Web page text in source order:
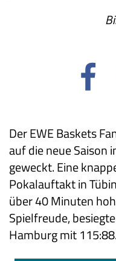
Der EWE Baskets
auf die neue Saison
geweckt. Eine
Pokalauftakt in
über 40 Minuten
Spielfreude,
Hamburg mit 115:88.